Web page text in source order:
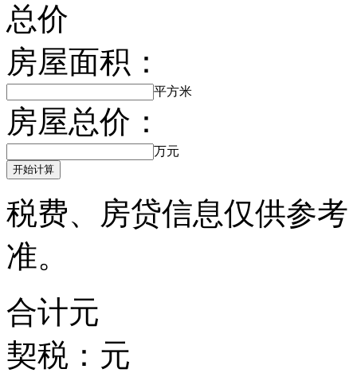
总价
房屋面积：
平方米
房屋总价：
万元
开始计算
税费、房贷信息仅供参
准。
合计元
契税： 元